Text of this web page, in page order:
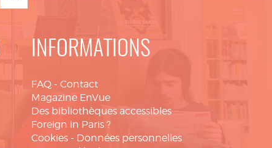
INFORMATIONS
FAQ - Contact
Magazine EnVue
Des bibliothèques accessibles
Foreign in Paris ?
Cookies - Données personnelles